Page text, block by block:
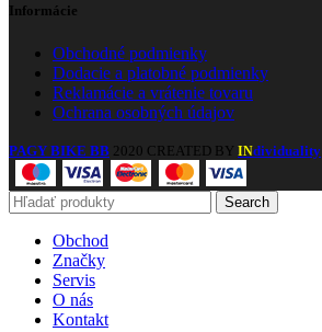
Informácie
Obchodné podmienky
Dodacie a platobné podmienky
Reklamácie a vrátenie tovaru
Ochrana osobných údajov
PAGY BIKE BB 2020 CREATED BY INdividuality
Search
Obchod
Značky
Servis
O nás
Kontakt